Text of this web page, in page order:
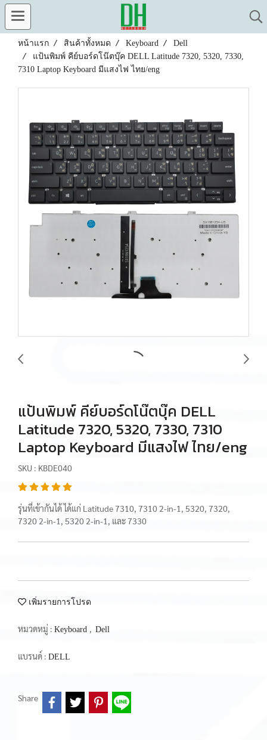
หน้าแรก สินค้าทั้งหมด Keyboard
Dell
แป้นพิมพ์ คีย์บอร์ดโน๊ตบุ๊ค DELL Latitude 7320, 5320, 7330,
7310 Laptop Keyboard มีแสงไฟ ไทย/eng
แป้นพิมพ์ คีย์บอร์ดโน๊ตบุ๊ค DELL
Latitude 7320, 5320, 7330, 7310
Laptop Keyboard มีแสงไฟ ไทย/eng
SKU : KBDE040
รุ่นที่เข้ากันได้ ได้แก่ Latitude 7310, 7310 2-in-1, 5320, 7320,
7320 2-in-1, 5320 2-in-1, และ 7330
เพิ่มรายการโปรด
หมวดหมู่ : Keyboard , Dell
แบรนด์ : DELL
Share